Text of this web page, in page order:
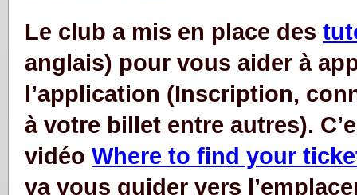
Le club a mis en place des
anglais) pour vous aider à
l’application (Inscription,
à votre billet entre autres).
vidéo Where to find your
va vous guider vers